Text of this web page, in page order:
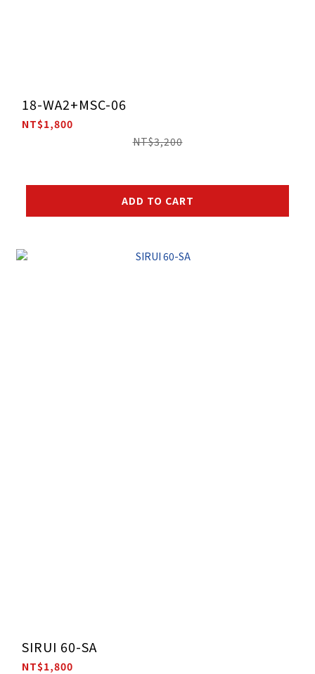
18-WA2+MSC-06
NT$1,800
NT$3,200
ADD TO CART
SIRUI 60-SA
NT$1,800